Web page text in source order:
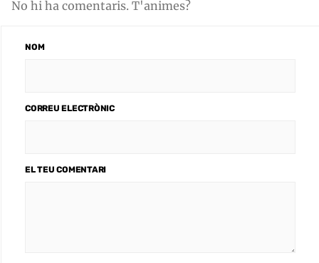
No hi ha comentaris. T'animes?
NOM
CORREU ELECTRÒNIC
EL TEU COMENTARI